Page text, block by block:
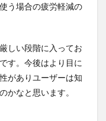
う場合の疲労軽減の
しい段階に入ってお
す。今後はより目に
がありユーザーは知
かなと思います。